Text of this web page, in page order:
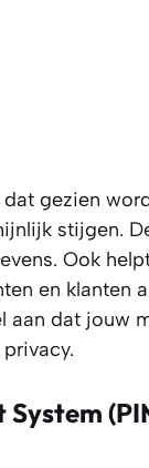
gezien
stijgen.
Ook
en klanten
aan dat jouw